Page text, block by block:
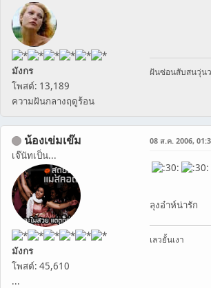
มังกร
โพสต์: 13,189
ความฝันกลางฤดูร้อน
ฝันซ่อนสับสนวุ่น
น้องเข่มเข๊ม
เจ๊นัทเป็น...
มังกร
โพสต์: 45,610
...
08 ส.ค. 2006,
ลุงอ๋าห์น่ารัก
เลวยั้นเงา